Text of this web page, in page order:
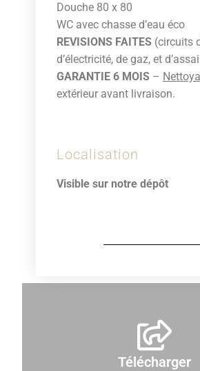
Douche 80 x 80
WC avec chasse d’eau éco
REVISIONS FAITES (circuits
d’électricité, de gaz, et
GARANTIE 6 MOIS –
extérieur avant livraison.
Localisation
Visible sur notre dépôt
Télécharger